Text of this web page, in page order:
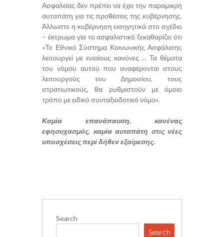
Ασφαλείας δεν πρέπει να έχει την παραμικρή
αυταπάτη για τις προθέσεις της κυβέρνησης.
Άλλωστε η κυβέρνηση εισηγητικά στο σχέδιο
– έκτρωμα για το ασφαλιστικό ξεκαθαρίζει ότι
«Το Εθνικό Σύστημα Κοινωνικής Ασφάλισης
λειτουργεί με ενιαίους κανόνες … Τα θέματα
του νόμου αυτού που αναφέρονται στους
λειτουργούς του Δημοσίου, τους
στρατιωτικούς, θα ρυθμιστούν με όμοιο
τρόπο με ειδικό συνταξιοδοτικό νόμο».
Καμία επανάπαυση, κανένας
εφησυχασμός, καμία αυταπάτη στις νέες
υποσχέσεις περί δήθεν εξαίρεσης.
Search
Search